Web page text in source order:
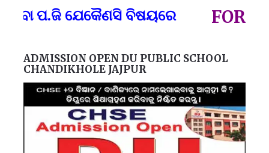
ପ.ଜି ଯେକୈଣସି ବିଷୟରେ FOR
ADMISSION OPEN DU PUBLIC SCHOOL
CHANDIKHOLE JAJPUR